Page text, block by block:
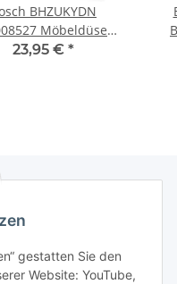
gestatten Sie den
Website: YouTube,
BHZUKYDN
Möbeldüse
Fugendüse
23,95 € *